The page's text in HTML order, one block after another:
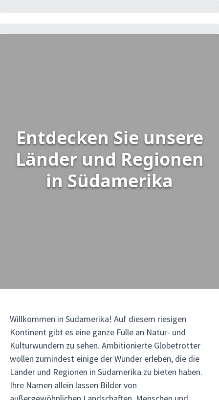
Entdecken Sie unsere
Länder und Regionen
in Südamerika
Willkommen in Südamerika! Auf diesem riesigen
Kontinent gibt es eine ganze Fülle an Natur- und
Kulturwundern zu sehen. Ambitionierte Globetrotter
wollen zumindest einige der Wunder erleben, die die
Länder und Regionen in Südamerika zu bieten haben.
Ihre Namen allein lassen Bilder von